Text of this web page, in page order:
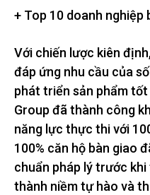
+ Top 10 doanh
Với chiến lược kiên
đáp ứng nhu cầu của
phát triển sản phẩm
Group đã thành công
năng lực thực thi với
100% căn hộ bàn giao
chuẩn pháp lý trước
thành niềm tự hào và